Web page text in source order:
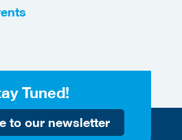
Tuned!
to our newsletter